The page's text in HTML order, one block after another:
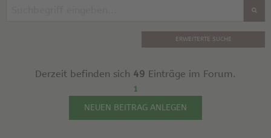
ERWEITERTE SUCHE
Derzeit befinden sich 49 Einträge im Forum.
1
NEUEN BEITRAG ANLEGEN